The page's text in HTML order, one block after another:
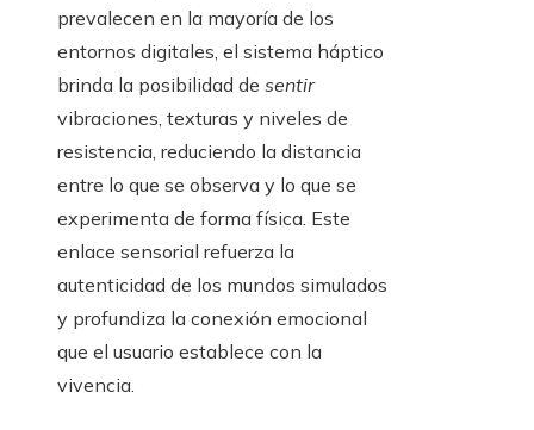
prevalecen en la mayoría de los
entornos digitales, el sistema háptico
brinda la posibilidad de sentir
vibraciones, texturas y niveles de
resistencia, reduciendo la distancia
entre lo que se observa y lo que se
experimenta de forma física. Este
enlace sensorial refuerza la
autenticidad de los mundos simulados
y profundiza la conexión emocional
que el usuario establece con la
vivencia.